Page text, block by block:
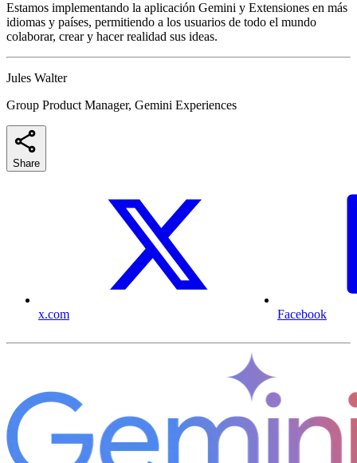
Estamos implementando la aplicación Gemini y Extensiones en más
idiomas y países, permitiendo a los usuarios de todo el mundo
colaborar, crear y hacer realidad sus ideas.
Jules Walter
Group Product Manager, Gemini Experiences
Share
x.com Facebook